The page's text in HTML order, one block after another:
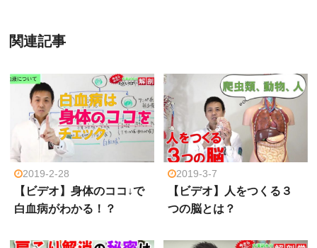
関連記事
2019-2-28
【ビデオ】身体のココ↓で
白血病がわかる！？
2019-3-7
【ビデオ】人をつくる３
つの脳とは？